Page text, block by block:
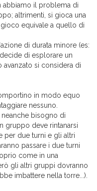
abbiamo il problema di
altrimenti, si gioca una
equivale a quello di
di durata minore (es:
di esplorare un
si considera di
in modo equo
nessuno.
neanche bisogno di
gruppo deve rintanarsi
per due turni e gli altri
passare i due turni
come in una
gli altri gruppi dovranno
imbattere nella torre...).